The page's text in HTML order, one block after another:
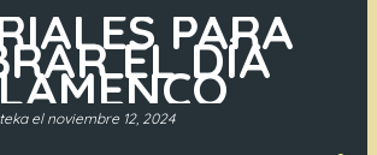
PARA
EL DÍA
el noviembre 12, 2024